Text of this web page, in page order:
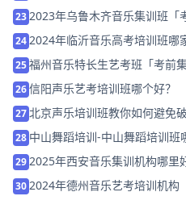
23 2023年乌鲁木齐音乐集训班「
24 2024年临沂音乐高考培训班哪
25福州音乐特长生艺考班「考前
26信阳声乐艺考培训班哪个好？
27 北京声乐培训班教你如何避免
28 中山舞蹈培训-中山舞蹈培训班
29 2025年西安音乐集训机构哪里
30 2024年德州音乐艺考培训机构